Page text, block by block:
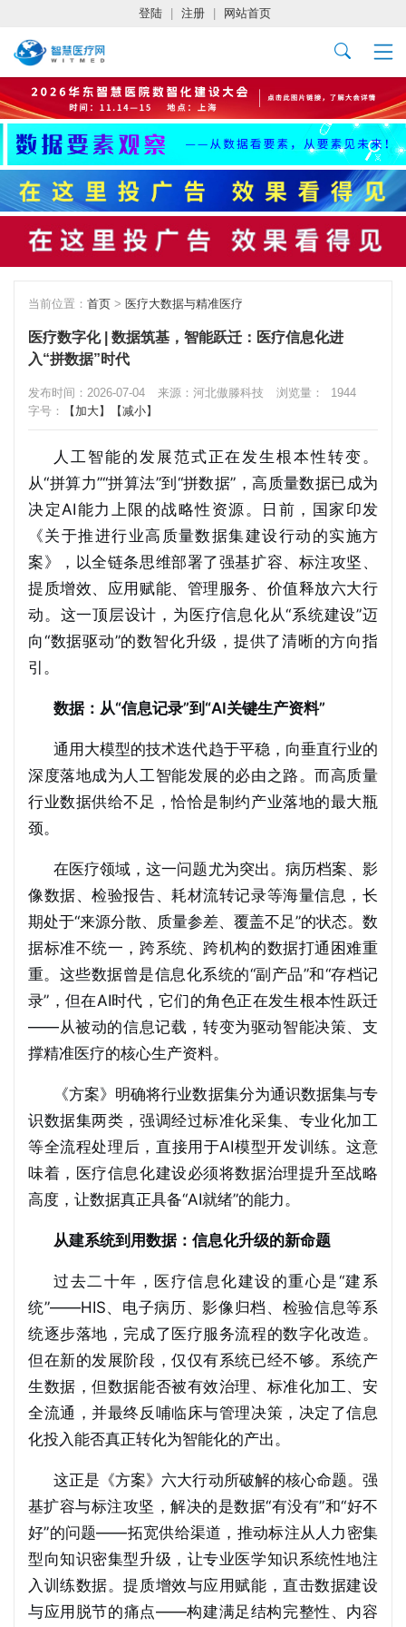
登陆 注册 网站首页
当前位置： 首页 > 医疗大数据与精准医疗
医疗数字化 | 数据筑基，智能跃迁：医疗信息化进
入“拼数据”时代
发布时间：2026-07-04 来源：河北傲滕科技 浏览量：
1944
字号：
【加大】 【减小】
人工智能的发展范式正在发生根本性转变。
从“拼算力”“拼算法”到“拼数据”，高质量数据已成为
决定AI能力上限的战略性资源。日前，国家印发
《关于推进行业高质量数据集建设行动的实施方
案》，以全链条思维部署了强基扩容、标注攻坚、
提质增效、应用赋能、管理服务、价值释放六大行
动。这一顶层设计，为医疗信息化从“系统建设”迈
向“数据驱动”的数智化升级，提供了清晰的方向指
引。
数据：从“信息记录”到“AI关键生产资料”
通用大模型的技术迭代趋于平稳，向垂直行业的
深度落地成为人工智能发展的必由之路。而高质量
行业数据供给不足，恰恰是制约产业落地的最大瓶
颈。
在医疗领域，这一问题尤为突出。病历档案、影
像数据、检验报告、耗材流转记录等海量信息，长
期处于“来源分散、质量参差、覆盖不足”的状态。数
据标准不统一，跨系统、跨机构的数据打通困难重
重。这些数据曾是信息化系统的“副产品”和“存档记
录”，但在AI时代，它们的角色正在发生根本性跃迁
——从被动的信息记载，转变为驱动智能决策、支
撑精准医疗的核心生产资料。
《方案》明确将行业数据集分为通识数据集与专
识数据集两类，强调经过标准化采集、专业化加工
等全流程处理后，直接用于AI模型开发训练。这意
味着，医疗信息化建设必须将数据治理提升至战略
高度，让数据真正具备“AI就绪”的能力。
从建系统到用数据：信息化升级的新命题
过去二十年，医疗信息化建设的重心是“建系
统”——HIS、电子病历、影像归档、检验信息等系
统逐步落地，完成了医疗服务流程的数字化改造。
但在新的发展阶段，仅仅有系统已经不够。系统产
生数据，但数据能否被有效治理、标准化加工、安
全流通，并最终反哺临床与管理决策，决定了信息
化投入能否真正转化为智能化的产出。
这正是《方案》六大行动所破解的核心命题。强
基扩容与标注攻坚，解决的是数据“有没有”和“好不
好”的问题——拓宽供给渠道，推动标注从人力密集
型向知识密集型升级，让专业医学知识系统性地注
入训练数据。提质增效与应用赋能，直击数据建设
与应用脱节的痛点——构建满足结构完整性、内容